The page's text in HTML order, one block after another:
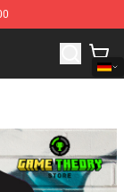
Shop